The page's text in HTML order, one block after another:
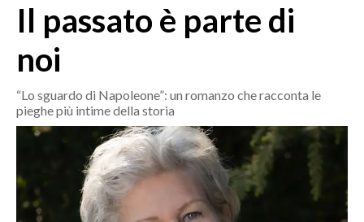
MEDIO CAMPIDANO
ORISTANO E PROVINCIA
SASSARI E PROVINCIA
GALLURA
NUORO E PROVINCIA
OGLIASTRA
CRONACA
Il passato è parte di
noi
“Lo sguardo di Napoleone”: un romanzo che racconta le
pieghe più intime della storia